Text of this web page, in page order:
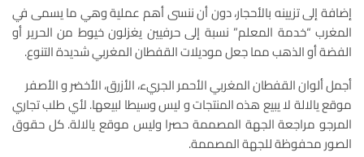
إضافة إلى تزيينه بالأحجار، دون أن ننسى أهم عملية وهي ما يسمى في
المغرب “خدمة المعلم” نسبة إلى حرفيين يغزلون خيوط من الحرير أو
الفضة أو الذهب مما جعل موديلات القفطان المغربي شديدة التنوع.
أجمل ألوان القفطان المغربي الأحمر الجريء، الأزرق، الأخضر و الأصفر
موقع يالالة لا يبيع هذه المنتجات و ليس وسيطا لبيعها. لأي طلب تجاري
المرجو مراجعة الجهة المصممة حصرا وليس موقع يالالة. كل حقوق
الصور محفوظة للجهة المصممة.